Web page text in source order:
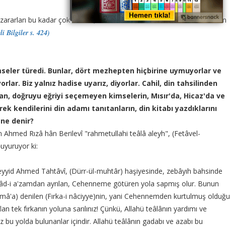
bu kadar çok olunca, onları sevmenin ve övmenin zararlarının
Bilgiler s. 424)
türedi. Bunlar, dört mezhepten hiçbirine uymuyorlar ve
Biz yalnız hadise uyarız, diyorlar. Cahil, din tahsilinden
doğruyu eğriyi seçemeyen kimselerin, Mısır'da, Hicaz'da ve
kendilerini din adamı tanıtanların, din kitabı yazdıklarını
denir?
Ahmed Rızâ hân Berilevî "rahmetullahi teâlâ aleyh", (Fetâvel-
ki:
Ahmed Tahtâvî, (Dürr-ül-muhtâr) haşiyesinde, zebâyıh bahsinde
i a'zamdan ayrılan, Cehenneme götüren yola sapmış olur. Bunun
denilen (Fırka-i nâciyye)nin, yani Cehennemden kurtulmuş olduğu
fırkanın yoluna sarılınız! Çünkü, Allahü teâlânın yardımı ve
bu yolda bulunanlar içindir. Allahü teâlânın gadabı ve azabı bu